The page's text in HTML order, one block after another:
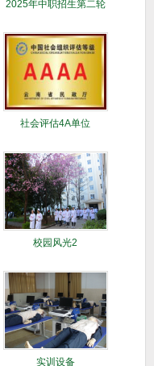
2025年中职招生第二轮
社会评估4A单位
校园风光2
实训设备